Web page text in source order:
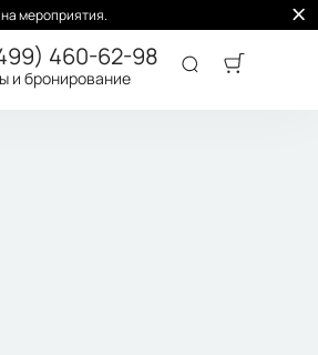
мероприятия.
460-62-98
и бронирование